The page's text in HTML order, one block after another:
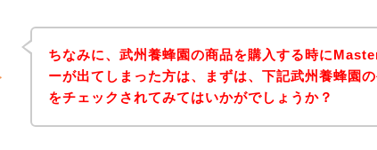
ちなみに、武州養蜂園の商品を購入する時に
ーが出てしまった方は、まずは、下記武州養蜂園
をチェックされてみてはいかがでしょうか？